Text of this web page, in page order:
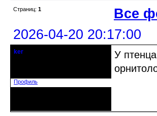
Страниц: 1 Все
2026-04-20 20:17:00
ker
Профиль
У